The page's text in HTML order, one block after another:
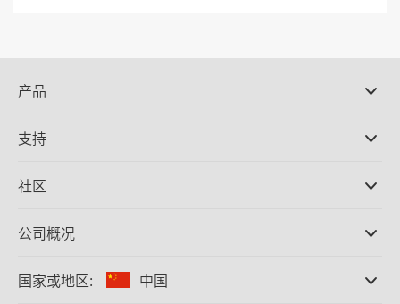
产品
DaVinci Resolve和Fusion软件
Ultimatte
采集和输出
格式转换
支持
支持中心
社区
公司概况
关于我们
国家或地区: 中国